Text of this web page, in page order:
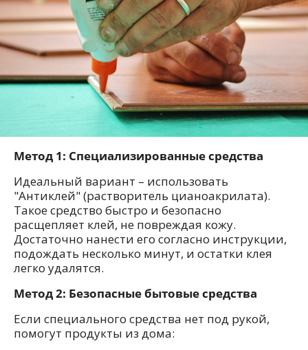
Метод 1: Специализированные средства
Идеальный вариант – использовать
"Антиклей" (растворитель цианоакрилата).
Такое средство быстро и безопасно
расщепляет клей, не повреждая кожу.
Достаточно нанести его согласно инструкции,
подождать несколько минут, и остатки клея
легко удалятся.
Метод 2: Безопасные бытовые средства
Если специального средства нет под рукой,
помогут продукты из дома: